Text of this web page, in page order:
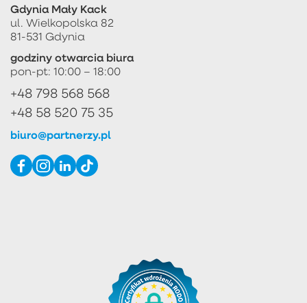
Gdynia Mały Kack
ul. Wielkopolska 82
81-531 Gdynia
godziny otwarcia biura
pon-pt: 10:00 – 18:00
+48 798 568 568
+48 58 520 75 35
biuro@partnerzy.pl